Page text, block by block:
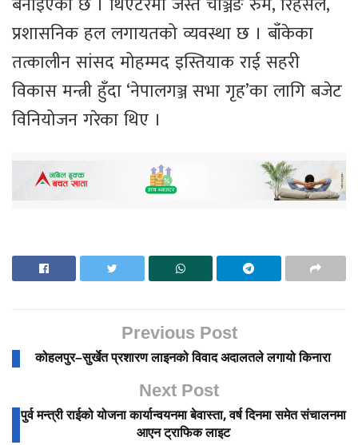
प्रशासनिक हल लगायतको व्यवस्था छ । बाँकेका
तत्कालीन सांसद मोहम्मद इस्तियाक राई सहरी
विकास मन्त्री हुँदा ‘नेपालगञ्ज सभा गृह’का लागि बजेट
विनियोजन गरेका थिए ।
Previous Post
कोहलपुर–सुर्खेत प्रशारण लाइनको विवाद अदालतले लगायो किनारा
Next Post
पुर्व मन्त्री राईको योजना कार्यान्वयनमा बेवास्ता, वर्ष दिनमा समेत संचालनमा
आएन ट्राफिक लाइट